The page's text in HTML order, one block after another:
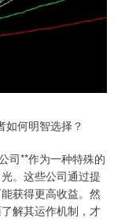
如何明智选择？
司**作为一种特殊的
。这些公司通过提
获得更高收益。然
解其运作机制，才